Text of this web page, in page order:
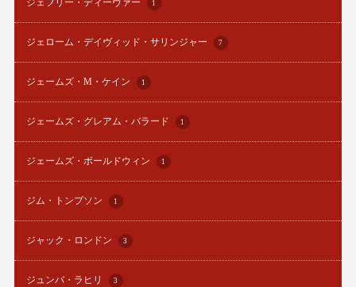
ジェフリー・ディーヴァー 1
ジェローム・デイヴィッド・サリンジャー 7
ジェームズ・M・ケイン 1
ジェームズ・グレアム・バラード 1
ジェームズ・ボールドウィン 1
ジム・トンプソン 1
ジャック・ロンドン 3
ジュンパ・ラヒリ 3